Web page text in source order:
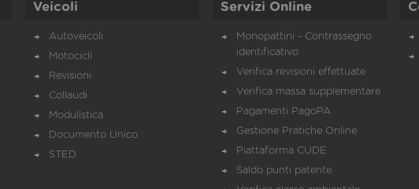
Veicoli
Autoveicoli
Motocicli
Revisioni
Collaudi
Modulistica
Documento Unico
STED
Servizi Online
Monopattini - Contrassegno
identificativo
Verifica revisioni effettuate
Verifica massa supplementare
Pagamenti PagoPA
Gestione Pratiche Online
Piattaforma CUDE
Saldo punti patente